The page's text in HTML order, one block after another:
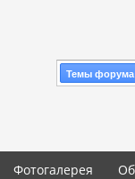
Темы
Фотогалерея